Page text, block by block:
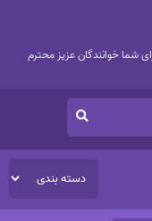
شما خوانندگان عزیز محترم